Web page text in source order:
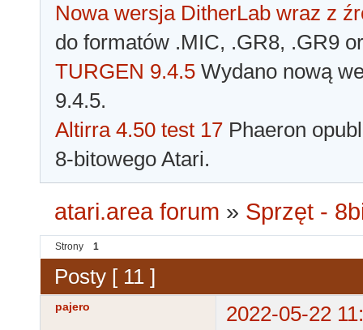
Nowa wersja DitherLab wraz z
do formatów .MIC, .GR8, .GR9
TURGEN 9.4.5 Wydano nową
9.4.5.
Altirra 4.50 test 17 Phaeron
8-bitowego Atari.
atari.area forum » Sprzęt -
Strony 1
Posty [ 11 ]
pajero
2022-05-22